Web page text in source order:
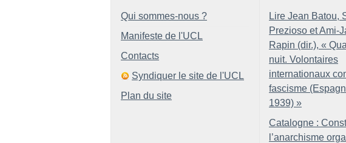
Qui sommes-nous ?
Manifeste de l'UCL
Contacts
Syndiquer le site de l'UCL
Plan du site
Lire Jean Batou,
Prezioso et Ami-
Rapin (dir.), «
nuit. Volontaires
internationaux
fascisme
1939) »
Catalogne :
l’anarchisme